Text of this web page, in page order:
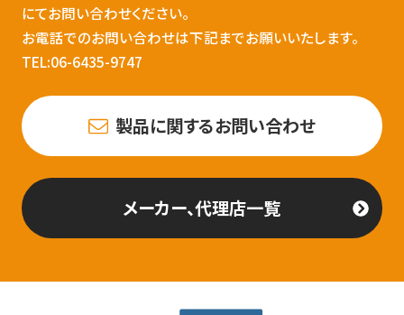
にてお問い合わせください。
お電話でのお問い合わせは下記までお願いいたします。
TEL:06-6435-9747
製品に関するお問い合わせ
メーカー、代理店一覧